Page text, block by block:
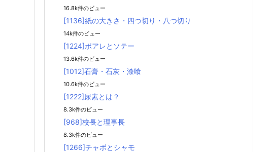
16.8k件のビュー
[1136]紙の大きさ・四つ切り・八つ切り
14k件のビュー
[1224]ポアレとソテー
13.6k件のビュー
[1012]石膏・石灰・漆喰
10.6k件のビュー
[1222]尿素とは？
8.3k件のビュー
[968]校長と理事長
8.3k件のビュー
[1266]チャボとシャモ